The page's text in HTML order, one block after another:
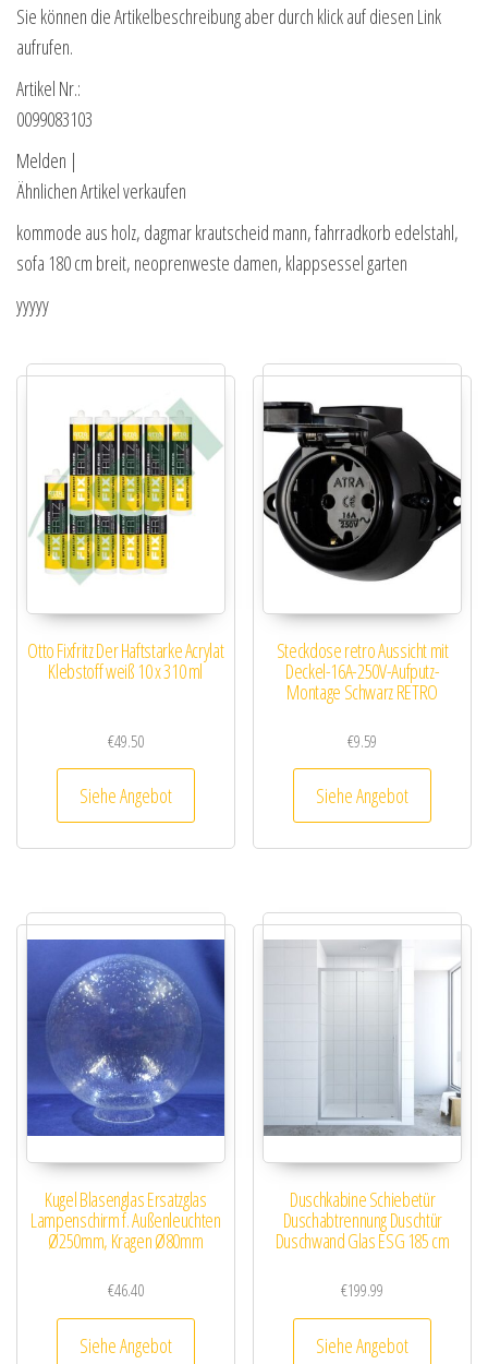
Sie können die Artikelbeschreibung aber durch klick auf diesen Link
aufrufen.
Artikel Nr.:
0099083103
Melden |
Ähnlichen Artikel verkaufen
kommode aus holz, dagmar krautscheid mann, fahrradkorb edelstahl,
sofa 180 cm breit, neoprenweste damen, klappsessel garten
yyyyy
Otto Fixfritz Der Haftstarke Acrylat
Klebstoff weiß 10 x 310 ml
€49.50
Siehe Angebot
Steckdose retro Aussicht mit
Deckel-16A-250V-Aufputz-
Montage Schwarz RETRO
€9.59
Siehe Angebot
Kugel Blasenglas Ersatzglas
Lampenschirm f. Außenleuchten
Ø250mm, Kragen Ø80mm
€46.40
Siehe Angebot
Duschkabine Schiebetür
Duschabtrennung Duschtür
Duschwand Glas ESG 185 cm
€199.99
Siehe Angebot